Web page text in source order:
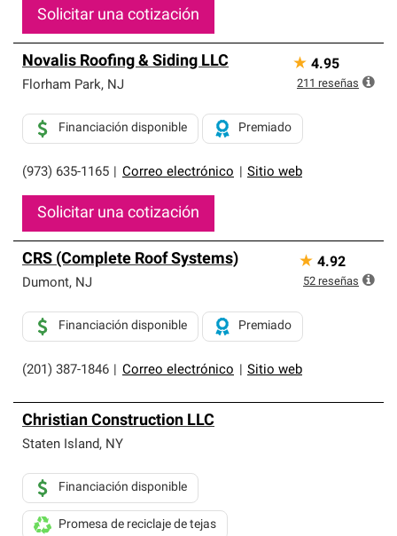
Solicitar una cotización
Novalis Roofing & Siding LLC
Florham Park, NJ
(973) 635-1165 Correo electrónico Sitio web
Financiación disponible Premiado
Solicitar una cotización
★ 4.95
211 reseñas
CRS (Complete Roof Systems)
Dumont, NJ
(201) 387-1846 Correo electrónico Sitio web
Financiación disponible Premiado
★ 4.92
52 reseñas
Christian Construction LLC
Staten Island, NY
Financiación disponible
Promesa de reciclaje de tejas